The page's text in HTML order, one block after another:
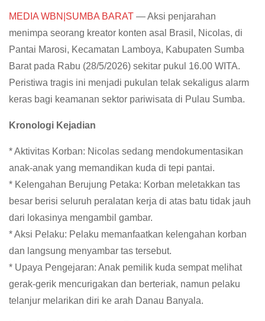
MEDIA WBN|SUMBA BARAT — Aksi penjarahan
menimpa seorang kreator konten asal Brasil, Nicolas, di
Pantai Marosi, Kecamatan Lamboya, Kabupaten Sumba
Barat pada Rabu (28/5/2026) sekitar pukul 16.00 WITA.
Peristiwa tragis ini menjadi pukulan telak sekaligus alarm
keras bagi keamanan sektor pariwisata di Pulau Sumba.
Kronologi Kejadian
* Aktivitas Korban: Nicolas sedang mendokumentasikan
anak-anak yang memandikan kuda di tepi pantai.
* Kelengahan Berujung Petaka: Korban meletakkan tas
besar berisi seluruh peralatan kerja di atas batu tidak jauh
dari lokasinya mengambil gambar.
* Aksi Pelaku: Pelaku memanfaatkan kelengahan korban
dan langsung menyambar tas tersebut.
* Upaya Pengejaran: Anak pemilik kuda sempat melihat
gerak-gerik mencurigakan dan berteriak, namun pelaku
telanjur melarikan diri ke arah Danau Banyala.